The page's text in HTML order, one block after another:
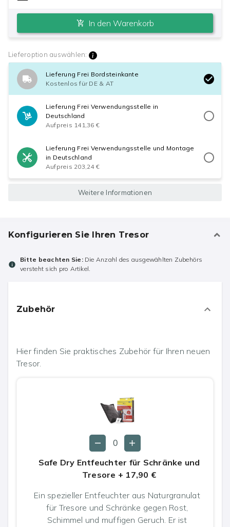
In den Warenkorb
Lieferoption auswählen:
Lieferung Frei Bordsteinkante
Kostenlos für DE & AT
Lieferung Frei Verwendungsstelle in
Deutschland
Aufpreis 141,36 €
Lieferung Frei Verwendungsstelle und Montage
in Deutschland
Aufpreis 203,24 €
Weitere Informationen
Konfigurieren Sie Ihren Tresor
Bitte beachten Sie:Die Anzahl des ausgewählten Zubehörs
versteht sich pro Artikel.
Zubehör
Hier finden Sie praktisches Zubehör für Ihren neuen
Tresor.
Safe Dry Entfeuchter für Schränke und
Tresore + 17,90 €
Ein spezieller Entfeuchter aus Naturgranulat
für Tresore und Schränke gegen Rost,
Schimmel und muffigen Geruch. Er ist